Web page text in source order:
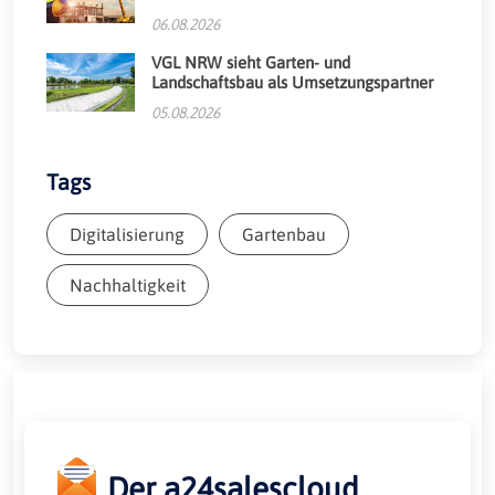
06.08.2026
VGL NRW sieht Garten- und
Landschaftsbau als Umsetzungspartner
05.08.2026
Tags
Digitalisierung Gartenbau
Nachhaltigkeit